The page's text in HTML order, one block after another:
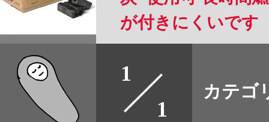
が付きにくいです
1
1
カテゴ
取扱店